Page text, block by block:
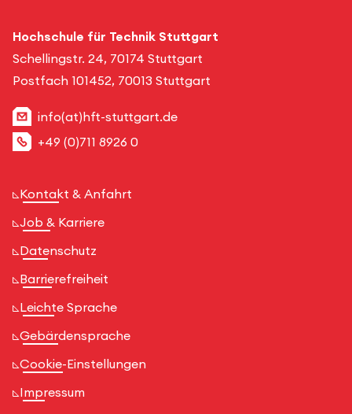
Hochschule für Technik Stuttgart
Schellingstr. 24, 70174 Stuttgart
Postfach 101452, 70013 Stuttgart
info(at)hft-stuttgart.de
+49 (0)711 8926 0
Kontakt & Anfahrt
Job & Karriere
Datenschutz
Barrierefreiheit
Leichte Sprache
Gebärdensprache
Cookie-Einstellungen
Impressum